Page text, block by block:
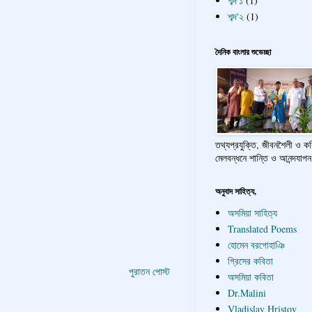
পুরাতন পোস্ট
শব্দ'২ (1)
দৈনিক বাংলার শুভেচ্ছা
তথ্যপ্রযুক্তি, জীবনশৈলী ও
মেলবন্ধনে শান্তি ও আনন্দযাপন
অনুবাদ সাহিত্য,
অসমিয়া সাহিত্য
Translated Poems
হোমেন বরগোহাঞি
গ্রিসের কবিতা
অসমিয়া কবিতা
Dr.Malini
Vladislav Hristov